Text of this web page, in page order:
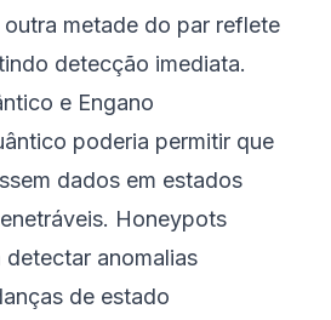
metade do par reflete
detecção imediata.
e Engano
poderia permitir que
dados em estados
Honeypots
anomalias
de estado